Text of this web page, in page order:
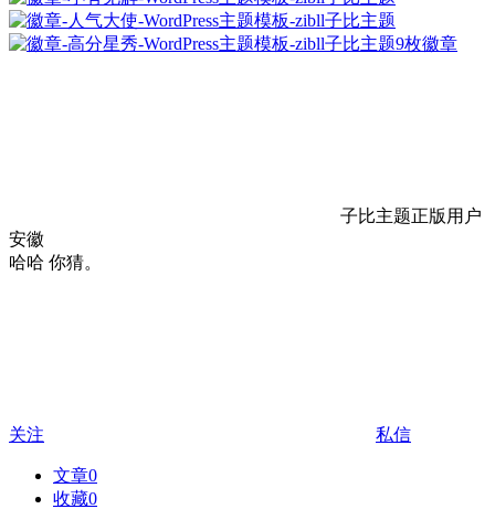
9枚徽章
子比主题正版用户
安徽
哈哈 你猜。
关注 私信
文章0
收藏0